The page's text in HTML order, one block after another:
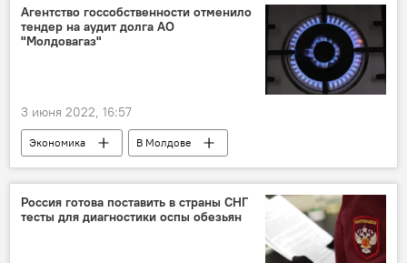
Агентство госсобственности отменило
тендер на аудит долга АО
"Молдовагаз"
3 июня 2022, 16:57
Экономика В Молдове
Россия готова поставить в страны СНГ
тесты для диагностики оспы обезьян